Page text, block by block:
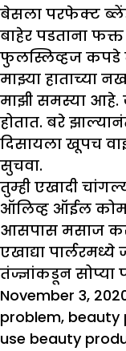
बेसला परफेक्ट
बाहेर पडताना
फुलस्लिव्हज कपडे
माझ् या हाताच्या
माझी समस्या आहे.
होतात. बरे झा
दिसायला खूपच
सुचवा.
तुम्ही एखादी
ऑलिव्ह ऑईल
आसपास मसाज
एखाद्या
तंज्ज्ञांकडून सोप्या
Posted
on
November 3,
problem, beauty
use beauty